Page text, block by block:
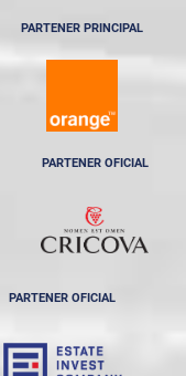
PARTENER PRINCIPAL
PARTENER OFICIAL
PARTENER OFICIAL